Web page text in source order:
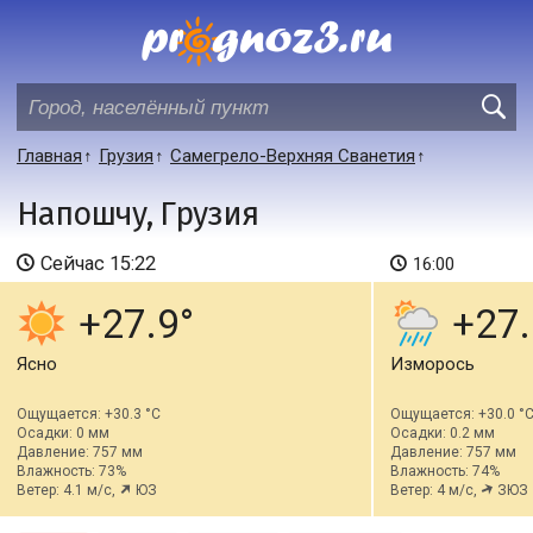
Главная Грузия Самегрело-Верхняя Сванетия
Напошчу, Грузия
Сейчас 15:22
+27.9
Ясно
Ощущается: +30.3 °C
Осадки: 0 мм
Давление: 757 мм
Влажность: 73%
Ветер: 4.1 м/с,
ЮЗ
16:00
Изморось
Ощущается: +30.0 °C
Осадки: 0.2 мм
Давление: 757 мм
Влажность: 74%
Ветер: 4 м/с,
ЗЮЗ